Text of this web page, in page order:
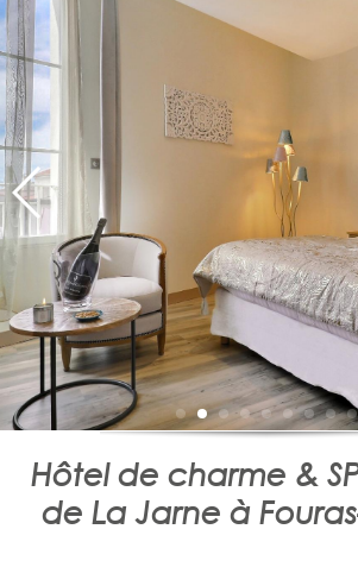
Hôtel de charme &
de La Jarne à